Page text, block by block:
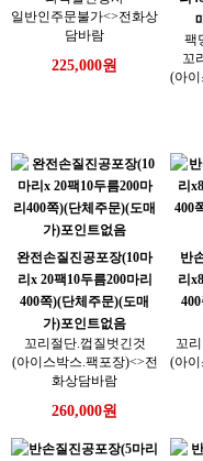
일반인주문불가<>전화상
담바람
225,000원
팩
꼬
(아
완전손질진공포장(10마
리x 20팩10두름200마리
400쪽)(단체주문)(도매
가)포인트없음
꼬리절단.껍질벗긴것
(아이스박스.팩포장)<>전
화상담바람
260,000원
반
리
꼬
(아